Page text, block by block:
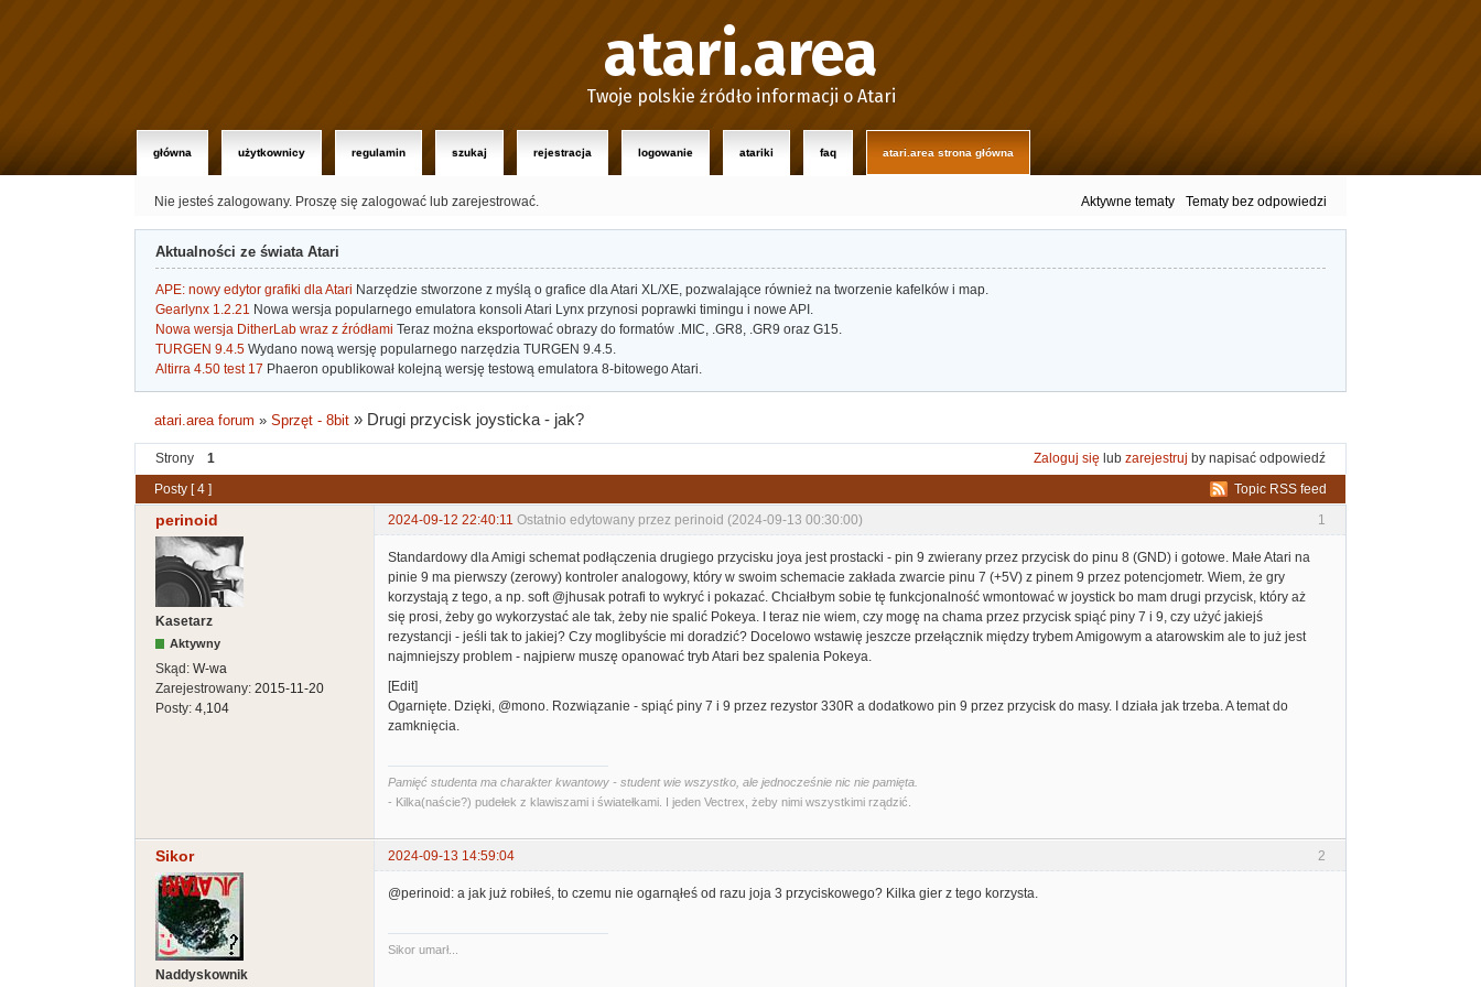
atari.area
Twoje polskie źródło informacji o Atari
główna użytkownicy regulamin szukaj rejestracja logowanie atariki faq atari.area strona główna
Nie jesteś zalogowany. Proszę się zalogować lub zarejestrować. Aktywne tematy Tematy bez odpowiedzi
Aktualności ze świata Atari
APE: nowy edytor grafiki dla Atari Narzędzie stworzone z myślą o grafice dla Atari XL/XE, pozwalające również na tworzenie kafelków i map.
Gearlynx 1.2.21 Nowa wersja popularnego emulatora konsoli Atari Lynx przynosi poprawki timingu i nowe API.
Nowa wersja DitherLab wraz z źródłami Teraz można eksportować obrazy do formatów .MIC, .GR8, .GR9 oraz G15.
TURGEN 9.4.5 Wydano nową wersję popularnego narzędzia TURGEN 9.4.5.
Altirra 4.50 test 17 Phaeron opublikował kolejną wersję testową emulatora 8-bitowego Atari.
atari.area forum »Sprzęt - 8bit » Drugi przycisk joysticka - jak?
Strony 1 Zaloguj się lub zarejestruj by napisać odpowiedź
Topic RSS feed
Posty [ 4 ]
1
perinoid 2024-09-12 22:40:11 Ostatnio edytowany przez perinoid (2024-09-13 00:30:00)
Kasetarz
Aktywny
Skąd: W-wa
Zarejestrowany: 2015-11-20
Posty: 4,104
Standardowy dla Amigi schemat podłączenia drugiego przycisku joya jest prostacki - pin 9 zwierany przez przycisk do pinu 8 (GND) i gotowe. Małe Atari na
pinie 9 ma pierwszy (zerowy) kontroler analogowy, który w swoim schemacie zakłada zwarcie pinu 7 (+5V) z pinem 9 przez potencjometr. Wiem, że gry
korzystają z tego, a np. soft @jhusak potrafi to wykryć i pokazać. Chciałbym sobie tę funkcjonalność wmontować w joystick bo mam drugi przycisk, który aż
się prosi, żeby go wykorzystać ale tak, żeby nie spalić Pokeya. I teraz nie wiem, czy mogę na chama przez przycisk spiąć piny 7 i 9, czy użyć jakiejś
rezystancji - jeśli tak to jakiej? Czy moglibyście mi doradzić? Docelowo wstawię jeszcze przełącznik między trybem Amigowym a atarowskim ale to już jest
najmniejszy problem - najpierw muszę opanować tryb Atari bez spalenia Pokeya.
[Edit]
Ogarnięte. Dzięki, @mono. Rozwiązanie - spiąć piny 7 i 9 przez rezystor 330R a dodatkowo pin 9 przez przycisk do masy. I działa jak trzeba. A temat do
zamknięcia.
Pamięć studenta ma charakter kwantowy - student wie wszystko, ale jednocześnie nic nie pamięta.
- Kilka(naście?) pudełek z klawiszami i światełkami. I jeden Vectrex, żeby nimi wszystkimi rządzić.
2
Sikor 2024-09-13 14:59:04
Naddyskownik
@perinoid: a jak już robiłeś, to czemu nie ogarnąłeś od razu joja 3 przyciskowego? Kilka gier z tego korzysta.
Sikor umarł...